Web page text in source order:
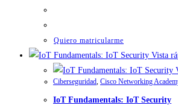
Quiero matricularme
Vista
Ciberseguridad, Cisco Networking
IoT Fundamentals: IoT Security